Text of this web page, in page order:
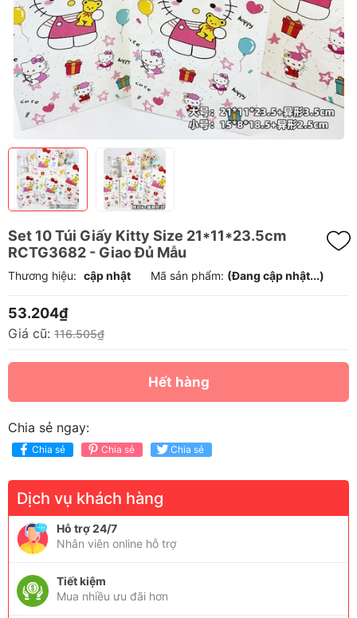
Set 10 Túi Giấy Kitty Size 21*11*23.5cm
RCTG3682 - Giao Đủ Mẫu
Thương hiệu: cập nhật Mã sản phẩm: (Đang cập nhật...)
53.204₫
Giá cũ: 116.505₫
Hết hàng
Chia sẻ ngay:
Chia sẻ Chia sẻ Chia sẻ
Dịch vụ khách hàng
Hỗ trợ 24/7
Nhân viên online hỗ trợ
Tiết kiệm
Mua nhiều ưu đãi hơn